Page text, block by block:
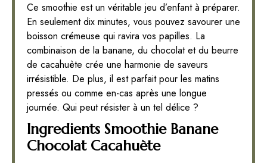
Ce smoothie est un véritable jeu d’enfant à préparer.
En seulement dix minutes, vous pouvez savourer une
boisson crémeuse qui ravira vos papilles. La
combinaison de la banane, du chocolat et du beurre
de cacahuète crée une harmonie de saveurs
irrésistible. De plus, il est parfait pour les matins
pressés ou comme en-cas après une longue
journée. Qui peut résister à un tel délice ?
Ingredients Smoothie Banane
Chocolat Cacahuète